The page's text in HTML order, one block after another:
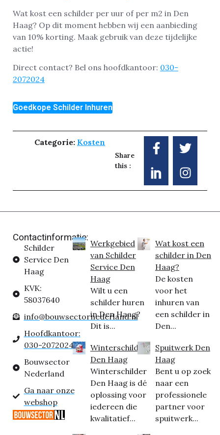
Wat kost een schilder per uur of per m2 in Den
Haag? Op dit moment hebben wij een aanbieding
van 10% korting. Maak gebruik van deze tijdelijke
actie!
Direct contact? Bel ons hoofdkantoor: 030-
2072024
Goedkope Schilder Inhuren
Categorie: Kosten
Share
this :
Contactinformatie:
Schilder
Service Den
Haag
KVK:
58037640
info@bouwsectornederland.nl
Hoofdkantoor:
030-2072024
Bouwsector
Nederland
Ga naar onze
webshop
Werkgebied
van Schilder
Service Den
Haag
Wilt u een
schilder huren
in Den Haag?
Dit is...
Winterschilder
Den Haag
Winterschilder
Den Haag is dé
oplossing voor
iedereen die
kwalitatief...
Wat kost een
schilder in Den
Haag?
De kosten
voor het
inhuren van
een schilder in
Den...
Spuitwerk Den
Haag
Bent u op zoek
naar een
professionele
partner voor
spuitwerk...